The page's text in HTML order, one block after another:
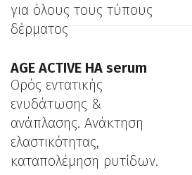
για όλους τους τύπους
δέρματος
ΑGE ACTIVE HA serum
Ορός εντατικής
ενυδάτωσης &
ανάπλασης. Aνάκτηση
ελαστικότητας,
καταπολέμηση ρυτίδων.